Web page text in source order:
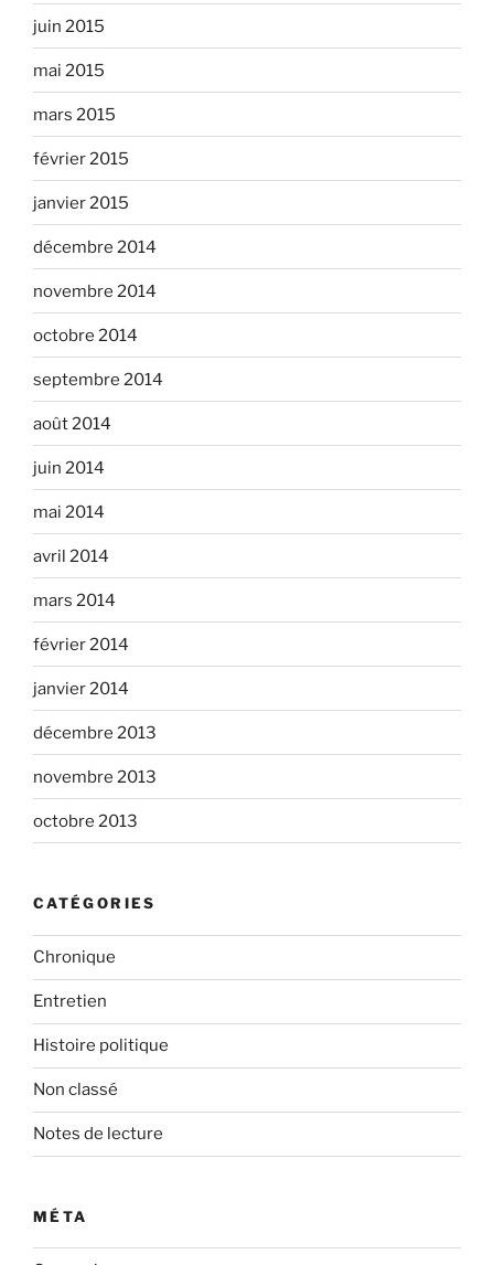
juin 2015
mai 2015
mars 2015
février 2015
janvier 2015
décembre 2014
novembre 2014
octobre 2014
septembre 2014
août 2014
juin 2014
mai 2014
avril 2014
mars 2014
février 2014
janvier 2014
décembre 2013
novembre 2013
octobre 2013
CATÉGORIES
Chronique
Entretien
Histoire politique
Non classé
Notes de lecture
MÉTA